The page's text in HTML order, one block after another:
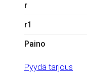
r
r1
Paino
Pyydä tarjous